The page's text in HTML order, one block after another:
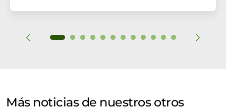
Más noticias de nuestros otros